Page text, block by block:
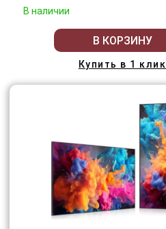
В наличии
В КОРЗИНУ
Купить в 1 клик